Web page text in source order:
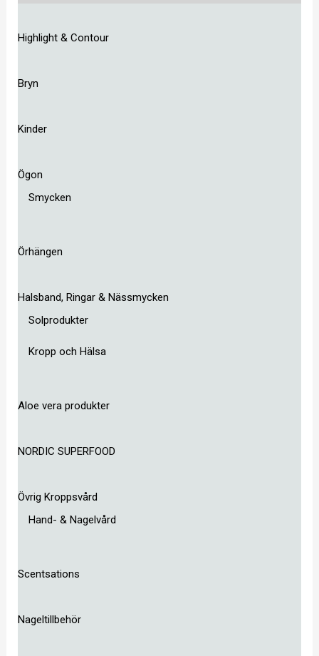
Highlight & Contour
Bryn
Kinder
Ögon
Smycken
Örhängen
Halsband, Ringar & Nässmycken
Solprodukter
Kropp och Hälsa
Aloe vera produkter
NORDIC SUPERFOOD
Övrig Kroppsvård
Hand- & Nagelvård
Scentsations
Nageltillbehör